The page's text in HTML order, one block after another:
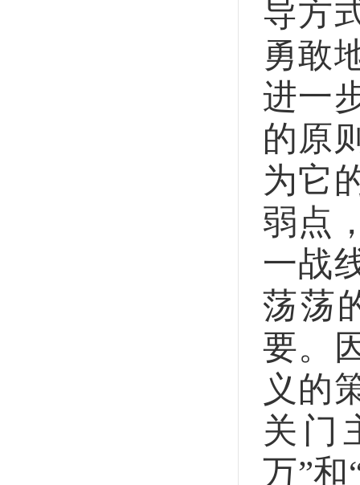
导方
勇敢
进一
的原
为它
弱点
一战
荡荡
要。
义的
关门
万”和